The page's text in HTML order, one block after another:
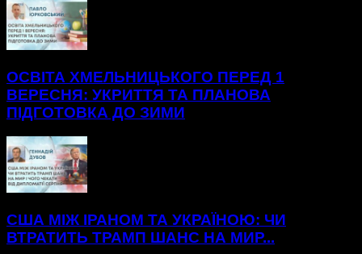
ОСВІТА ХМЕЛЬНИЦЬКОГО ПЕРЕД 1
ВЕРЕСНЯ: УКРИТТЯ ТА ПЛАНОВА
ПІДГОТОВКА ДО ЗИМИ
США МІЖ ІРАНОМ ТА УКРАЇНОЮ: ЧИ
ВТРАТИТЬ ТРАМП ШАНС НА МИР...